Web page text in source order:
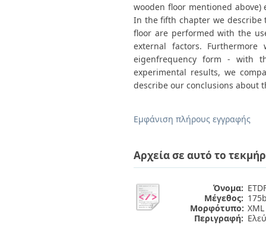
wooden floor mentioned
In the fifth chapter we describe
floor are performed with the
external factors.
eigenfrequency form - with
experimental results, we
describe our conclusions about
Εμφάνιση πλήρους εγγραφής
Αρχεία σε αυτό το
Όνομα:
Μέγεθος:
Μορφότυπο: XML
Περιγραφή: